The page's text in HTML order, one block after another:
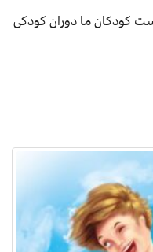
کودکان ما دوران کودکی